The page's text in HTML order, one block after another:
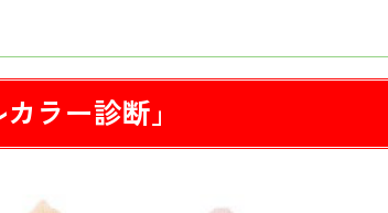
ラー診断」